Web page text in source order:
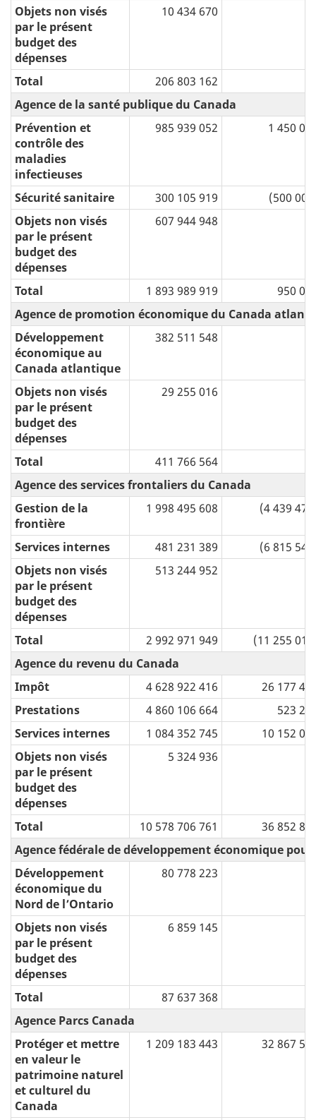
Objets non visés
par le présent
budget des
dépenses
10 434 670
Total 206 803 162
Agence de la santé publique du Canada
Prévention et
contrôle des
maladies
infectieuses
985 939 052 1 450
Sécurité sanitaire 300 105 919
(500
Objets non visés
par le présent
budget des
dépenses
607 944 948
Total 1 893 989 919
950
Agence de promotion économique du Canada
Développement
économique au
Canada atlantique
382 511 548
Objets non visés
par le présent
budget des
dépenses
29 255 016
Total 411 766 564
Agence des services frontaliers du Canada
Gestion de la
frontière
1 998 495 608 (4 439
Services internes 481 231 389
(6 815
Objets non visés
par le présent
budget des
dépenses
513 244 952
Total 2 992 971 949
(11 255
Agence du revenu du Canada
Impôt
4 628 922 416
26 177
Prestations
4 860 106 664
523
Services internes
1 084 352 745
10 152
Objets non visés
par le présent
budget des
dépenses
5 324 936
Total 10 578 706 761
36 852
Agence fédérale de développement économique
Développement
économique du
Nord de l’Ontario
80 778 223
Objets non visés
par le présent
budget des
dépenses
6 859 145
Total 87 637 368
Agence Parcs Canada
Protéger et mettre
en valeur le
patrimoine naturel
et culturel du
Canada
1 209 183 443 32 867